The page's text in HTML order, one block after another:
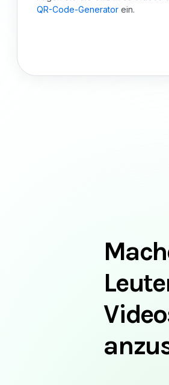
QR-Code-Generator ein.